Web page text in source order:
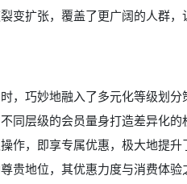
变扩张，覆盖了更广阔的人群，
，巧妙地融入了多元化等级划
同层级的会员量身打造差异化
作，即享专属优惠，极大地提
贵地位，其优惠力度与消费体